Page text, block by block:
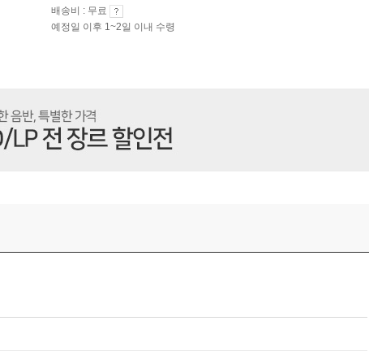
배송비 : 무료
예정일 이후 1~2일 이내 수령